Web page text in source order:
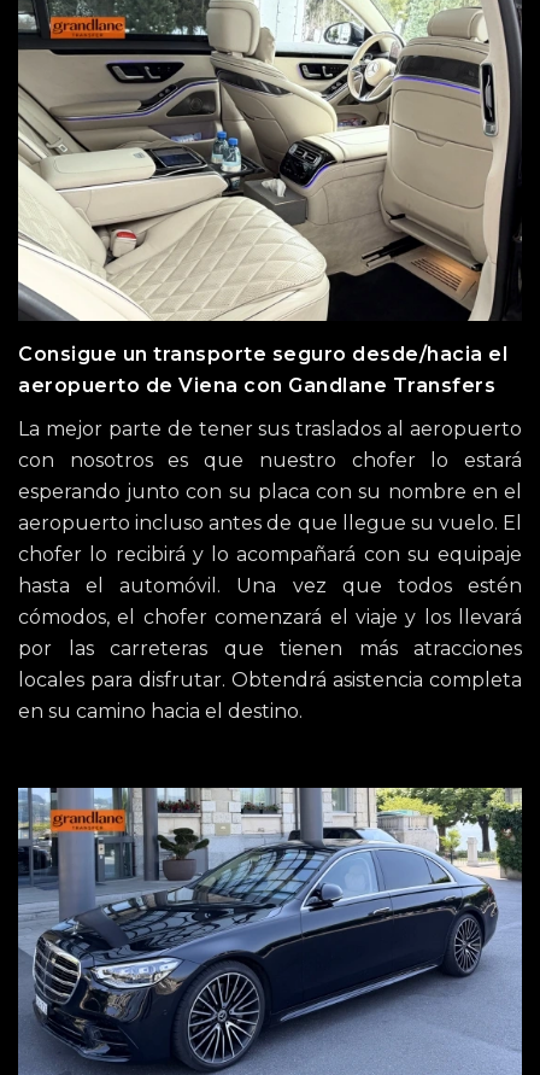
Consigue un transporte seguro desde/hacia el
aeropuerto de Viena con Gandlane Transfers
La mejor parte de tener sus traslados al aeropuerto
con nosotros es que nuestro chofer lo estará
esperando junto con su placa con su nombre en el
aeropuerto incluso antes de que llegue su vuelo. El
chofer lo recibirá y lo acompañará con su equipaje
hasta el automóvil. Una vez que todos estén
cómodos, el chofer comenzará el viaje y los llevará
por las carreteras que tienen más atracciones
locales para disfrutar. Obtendrá asistencia completa
en su camino hacia el destino.